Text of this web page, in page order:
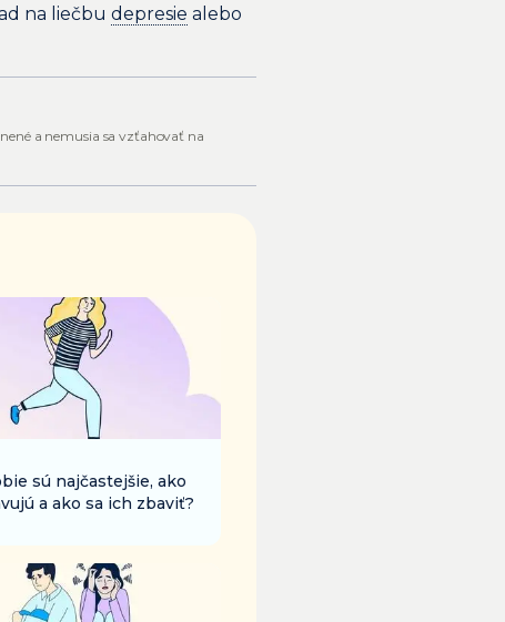
na liečbu depresie alebo
a nemusia sa vzťahovať na
sú najčastejšie, ako
a ako sa ich zbaviť?